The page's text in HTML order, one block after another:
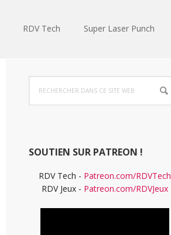
RDV Tech Super Laser Punch
Barre
latérale
dans
ce
SOUTIEN SUR PATREON !
RDV Tech - Patreon.com/RDVTech
RDV Jeux - Patreon.com/RDVJeux